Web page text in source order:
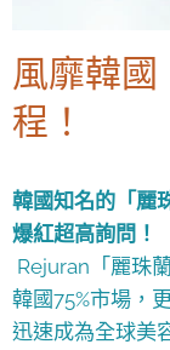
風靡韓
程！
韓國知名的「麗
爆紅超高詢問！
Rejuran「麗珠
韓國75%市場，
迅速成為全球美